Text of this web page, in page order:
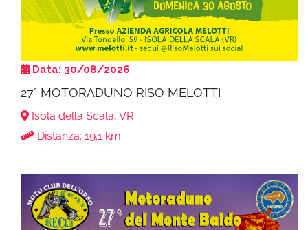
Data: 30/08/2026
27° MOTORADUNO RISO MELOTTI
Isola della Scala, VR
Distanza: 19.1 km